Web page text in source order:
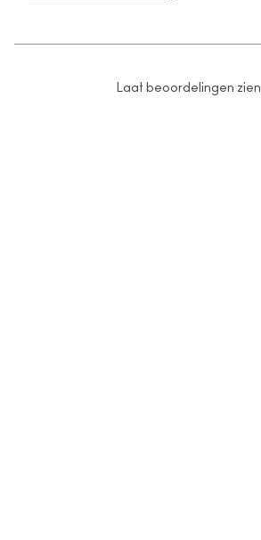
Laat beoordelingen zien